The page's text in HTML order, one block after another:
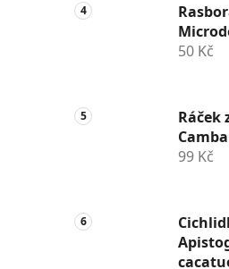
50 Kč
Ráček
99 Kč